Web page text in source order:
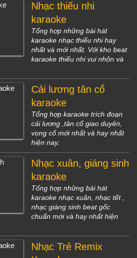
Nhạc thiếu nhi
karaoke
Tổng hợp những bài hát
karaoke nhạc thiếu nhi hay
nhất và mới nhất. Với kho beat
karaoke thiếu nhi vui nhộn và
Cải lương tân cổ
karaoke
Tổng hợp karaoke trích đoạn
cải lương ,tân cổ giao duyên,
vọng cổ mới nhất và hay nhất
hiện nay.
Nhạc xuân, giáng sinh
karaoke
Tổng hợp những bài hát
karaoke nhạc xuân, nhạc tết ,
nhạc giáng sinh beat gốc
chuẩn mới và hay nhất hiện
Nhạc Trẻ Remix